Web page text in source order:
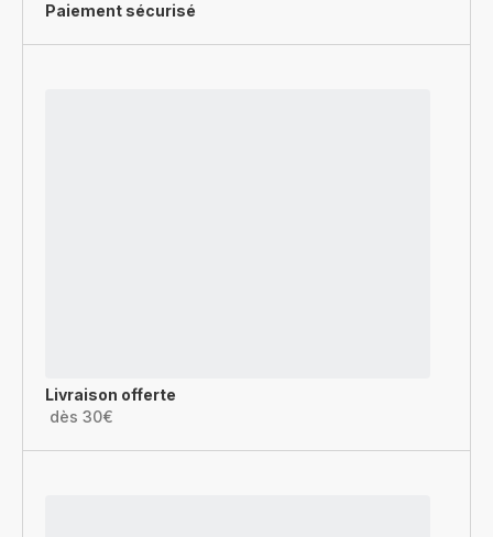
Paiement sécurisé
Livraison offerte
dès 30€